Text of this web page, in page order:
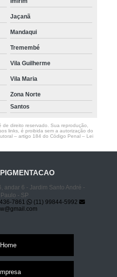
Jaçanã
Mandaqui
Tremembé
Vila Guilherme
Vila Maria
Zona Norte
Santos
direito reservado. Sua reprodução,
links, é proibida sem a autorização do
– artigo 184 do Código Penal – Lei
andar 6 - Jardim Santo André -
- SP
7861
(11) 99844-5992
Home